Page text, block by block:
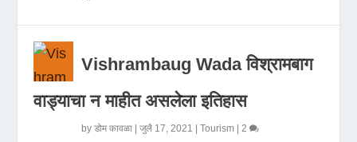
Vishrambaug Wada विश्रामबाग
वाड्याचा न माहीत असलेला इतिहास
byडोम कावळा |जुलै 17, 2021 |Tourism | 2